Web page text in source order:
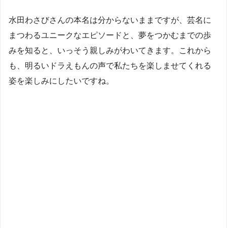
水田わさびさんの本名は分からないままですが、芸名に
まつわるユニークなエピソードと、夢をつかむまでの歩
みを知ると、いっそう親しみがわいてきます。これから
も、明るいドラえもんの声で私たちを楽しませてくれる
姿を楽しみにしたいですね。